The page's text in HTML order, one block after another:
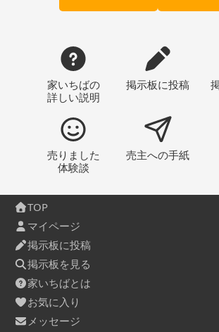
家いちばの
詳しい説明
掲示板に投稿
売りました
体験談
売主への手紙
TOP
マイページ
掲示板に投稿
掲示板を見る
家いちばとは
お気に入り
メッセージ